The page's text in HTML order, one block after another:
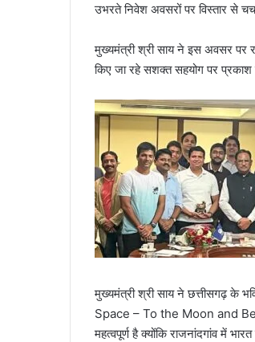
उभरते निवेश अवसरों पर विस्तार से
मुख्यमंत्री श्री साय ने इस अवसर पर
किए जा रहे सशक्त सहयोग पर प्रकाश
मुख्यमंत्री श्री साय ने छत्तीसगढ़ के
Space – To the Moon and
महत्वपूर्ण है क्योंकि राजनांदगांव में